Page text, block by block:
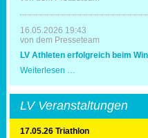
16.05.2026 19:43
von dem Presseteam
LV Athleten erfolgreich beim
Weiterlesen …
beim
Wings
for
Life
LV Veranstaltungen
17.05.26 Triathlon